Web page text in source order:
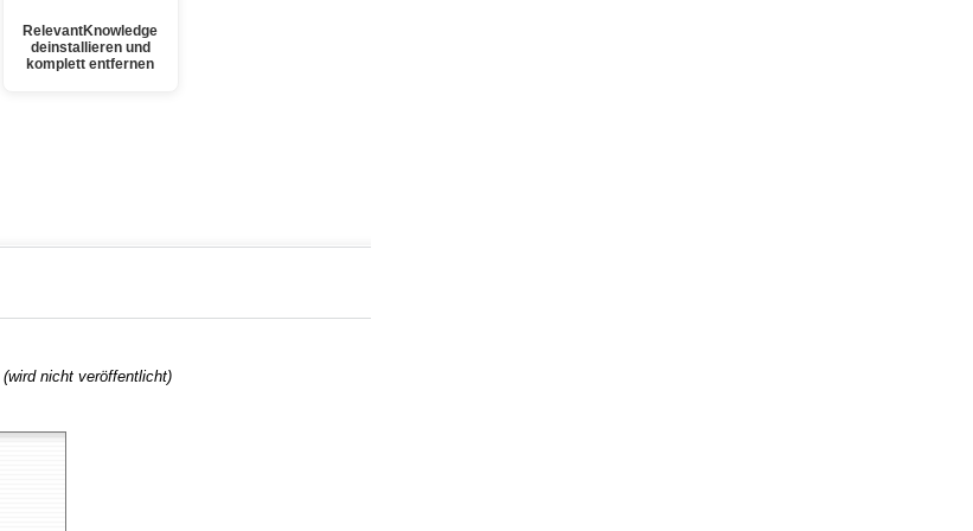
RelevantKnowledge
deinstallieren und
komplett entfernen
(wird nicht veröffentlicht)